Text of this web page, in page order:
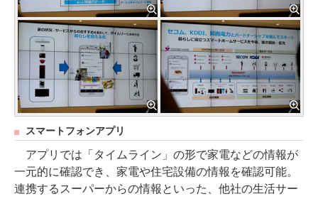
スマートフォンアプリ
アプリでは「タイムライン」の形で家電などの情報が
一元的に確認でき、家電や住宅設備の情報を確認可能。
連携するスーパーからの情報といった、他社の生活サー